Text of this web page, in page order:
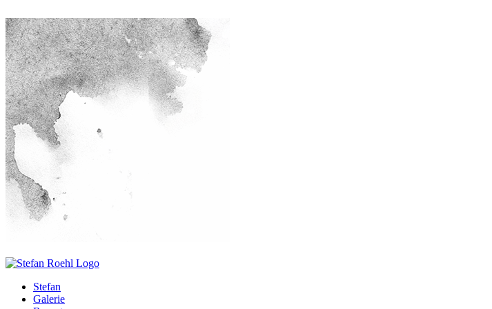
Stefan
Galerie